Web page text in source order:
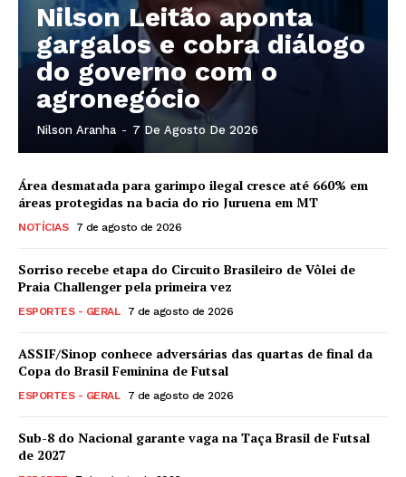
Nilson Leitão aponta
gargalos e cobra diálogo
do governo com o
agronegócio
Nilson Aranha - 7 De Agosto De 2026
Área desmatada para garimpo ilegal cresce até 660% em
áreas protegidas na bacia do rio Juruena em MT
NOTÍCIAS 7 de agosto de 2026
Sorriso recebe etapa do Circuito Brasileiro de Vôlei de
Praia Challenger pela primeira vez
ESPORTES - GERAL 7 de agosto de 2026
ASSIF/Sinop conhece adversárias das quartas de final da
Copa do Brasil Feminina de Futsal
ESPORTES - GERAL 7 de agosto de 2026
Sub-8 do Nacional garante vaga na Taça Brasil de Futsal
de 2027